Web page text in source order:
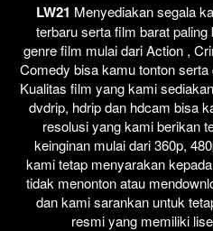
LW21 Menyediakan segala
terbaru serta film barat
genre film mulai dari Action ,
Comedy bisa kamu tonton
Kualitas film yang kami
dvdrip, hdrip dan hdcam bisa
resolusi yang kami berikan
keinginan mulai dari 360p,
kami tetap menyarakan
tidak menonton atau
dan kami sarankan untuk
resmi yang memiliki